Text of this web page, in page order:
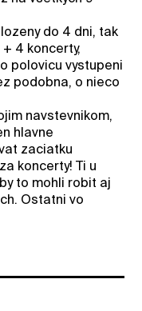
do 4 dni, tak
4 koncerty,
polovicu vystupeni
podobna, o nieco
navstevnikom,
hlavne
zaciatku
koncerty! Ti u
to mohli robit aj
Ostatni vo